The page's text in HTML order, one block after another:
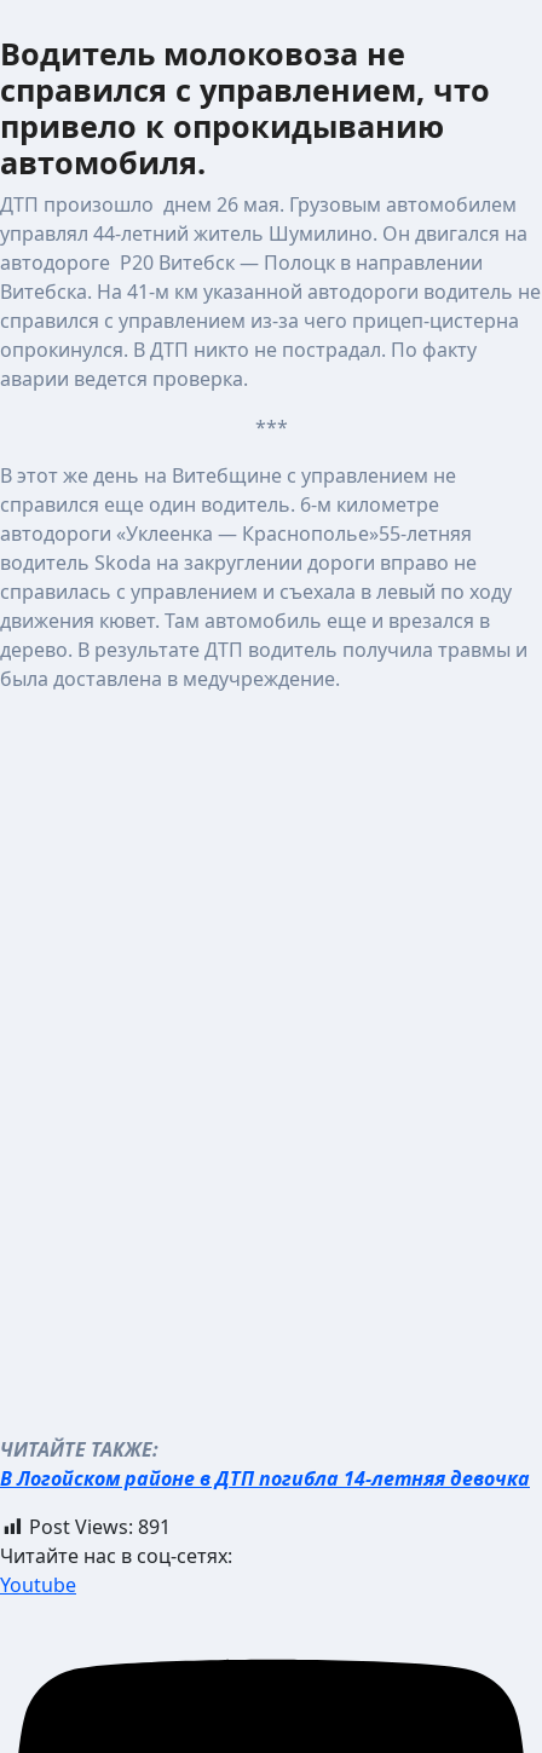
Водитель молоковоза не
справился с управлением, что
привело к опрокидыванию
автомобиля.
ДТП произошло днем 26 мая. Грузовым автомобилем
управлял 44-летний житель Шумилино. Он двигался на
автодороге Р20 Витебск — Полоцк в направлении
Витебска. На 41-м км указанной автодороги водитель не
справился с управлением из-за чего прицеп-цистерна
опрокинулся. В ДТП никто не пострадал. По факту
аварии ведется проверка.
***
В этот же день на Витебщине с управлением не
справился еще один водитель. 6-м километре
автодороги «Уклеенка — Краснополье»55-летняя
водитель Skoda на закруглении дороги вправо не
справилась с управлением и съехала в левый по ходу
движения кювет. Там автомобиль еще и врезался в
дерево. В результате ДТП водитель получила травмы и
была доставлена в медучреждение.
ЧИТАЙТЕ ТАКЖЕ:
В Логойском районе в ДТП погибла 14-летняя девочка
Post Views: 891
Читайте нас в соц-сетях:
Youtube